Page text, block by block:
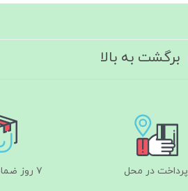
برگشت به بالا
پرداخت در محل ۷ روز ضمانت بازگشت